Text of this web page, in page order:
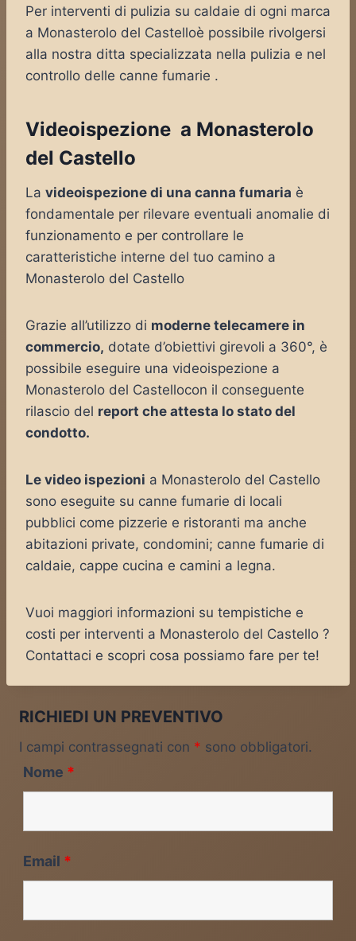
Per interventi di pulizia su caldaie di ogni marca
a Monasterolo del Castelloè possibile rivolgersi
alla nostra ditta specializzata nella pulizia e nel
controllo delle canne fumarie .
Videoispezione a Monasterolo
del Castello
La videoispezione di una canna fumaria è
fondamentale per rilevare eventuali anomalie di
funzionamento e per controllare le
caratteristiche interne del tuo camino a
Monasterolo del Castello
Grazie all’utilizzo di moderne telecamere in
commercio, dotate d’obiettivi girevoli a 360°, è
possibile eseguire una videoispezione a
Monasterolo del Castellocon il conseguente
rilascio del report che attesta lo stato del
condotto.
Le video ispezioni a Monasterolo del Castello
sono eseguite su canne fumarie di locali
pubblici come pizzerie e ristoranti ma anche
abitazioni private, condomini; canne fumarie di
caldaie, cappe cucina e camini a legna.
Vuoi maggiori informazioni su tempistiche e
costi per interventi a Monasterolo del Castello ?
Contattaci e scopri cosa possiamo fare per te!
RICHIEDI UN PREVENTIVO
I campi contrassegnati con * sono obbligatori.
Nome *
Email *